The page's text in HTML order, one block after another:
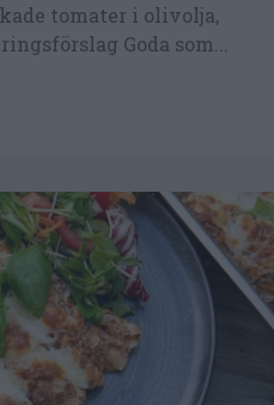
tomater i olivolja,
Goda som...